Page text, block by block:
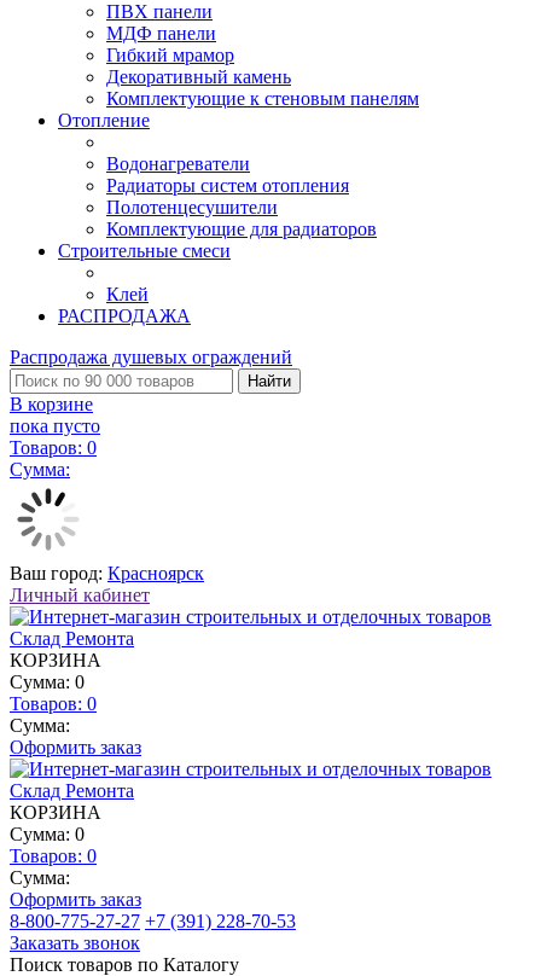
ПВХ панели
МДФ панели
Гибкий мрамор
Декоративный камень
Комплектующие к стеновым панелям
Отопление
Водонагреватели
Радиаторы систем отопления
Полотенцесушители
Комплектующие для радиаторов
Строительные смеси
Клей
РАСПРОДАЖА
Распродажа душевых ограждений
Найти
В корзине
пока пусто
Товаров: 0
Сумма:
Ваш город: Красноярск
Личный кабинет
КОРЗИНА
Сумма: 0
Товаров: 0
Сумма:
Оформить заказ
КОРЗИНА
Сумма: 0
Товаров: 0
Сумма:
Оформить заказ
8-800-775-27-27 +7 (391) 228-70-53
Заказать звонок
Поиск товаров по Каталогу